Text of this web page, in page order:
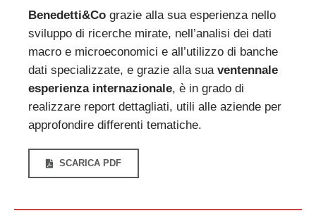
Benedetti&Co grazie alla sua esperienza nello
sviluppo di ricerche mirate, nell’analisi dei dati
macro e microeconomici e all’utilizzo di banche
dati specializzate, e grazie alla sua ventennale
esperienza internazionale, è in grado di
realizzare report dettagliati, utili alle aziende per
approfondire differenti tematiche.
SCARICA PDF